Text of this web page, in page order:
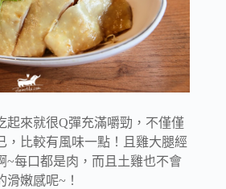
起來就很Q彈充滿嚼勁，不僅僅
，比較有風味一點！且雞大腿經
~每口都是肉，而且土雞也不會
嫩感呢~！